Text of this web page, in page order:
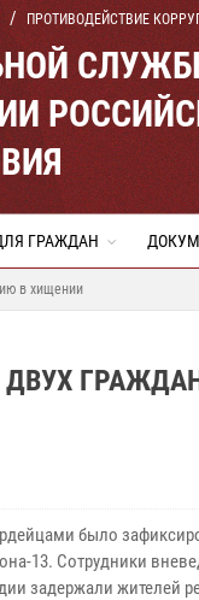
ПРОТИВОДЕЙСТВИЕ
ГРАЖДАН
в хищении
было
13. Сотрудники
задержали жителей